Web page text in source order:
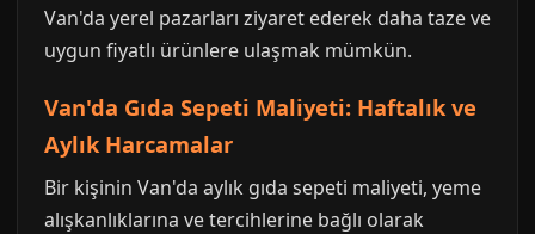
Van'da yerel pazarları ziyaret ederek daha taze ve
uygun fiyatlı ürünlere ulaşmak mümkün.
Van'da Gıda Sepeti Maliyeti: Haftalık ve
Aylık Harcamalar
Bir kişinin Van'da aylık gıda sepeti maliyeti, yeme
alışkanlıklarına ve tercihlerine bağlı olarak